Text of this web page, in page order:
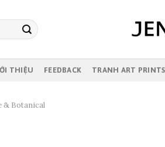
THIỆU FEEDBACK TRANH ART PRINTS
& Botanical